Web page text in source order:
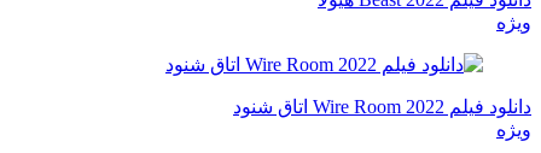
ویژه
دانلود فیلم Wire Room 2022 اتاق شنود
ویژه